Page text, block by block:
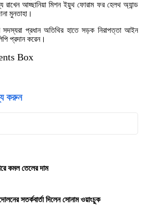
আহ্ছানিয়া মিশন ইয়ুথ ফোরাম ফর হেলথ অ্যান্ড
মুনতাহা।
প্রধান অতিথির হাতে সড়ক নিরাপত্তা আইন
প্রদান করেন।
Box
করুন
কমল তেলের দাম
সতর্কবার্তা দিলেন সোনাম ওয়াংচুক